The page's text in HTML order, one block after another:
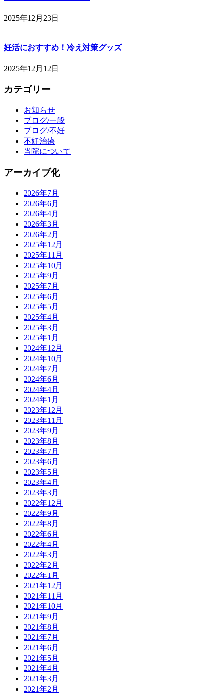
2025年12月23日
妊活におすすめ！冷え対策グッズ
2025年12月12日
カテゴリー
お知らせ
ブログ/一般
ブログ/不妊
不妊治療
当院について
アーカイブ化
2026年7月
2026年6月
2026年4月
2026年3月
2026年2月
2025年12月
2025年11月
2025年10月
2025年9月
2025年7月
2025年6月
2025年5月
2025年4月
2025年3月
2025年1月
2024年12月
2024年10月
2024年7月
2024年6月
2024年4月
2024年1月
2023年12月
2023年11月
2023年9月
2023年8月
2023年7月
2023年6月
2023年5月
2023年4月
2023年3月
2022年12月
2022年9月
2022年8月
2022年6月
2022年4月
2022年3月
2022年2月
2022年1月
2021年12月
2021年11月
2021年10月
2021年9月
2021年8月
2021年7月
2021年6月
2021年5月
2021年4月
2021年3月
2021年2月